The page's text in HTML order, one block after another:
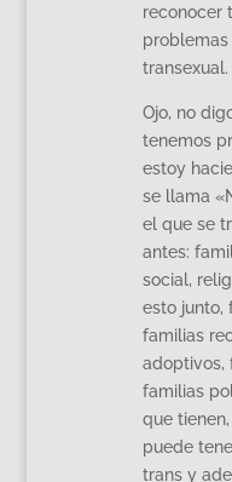
reconocer
transexual.
Ojo, no
tenemos
estoy
se llama
el que se
antes:
social,
esto junto,
familias
adoptivos,
familias
que
puede
trans y